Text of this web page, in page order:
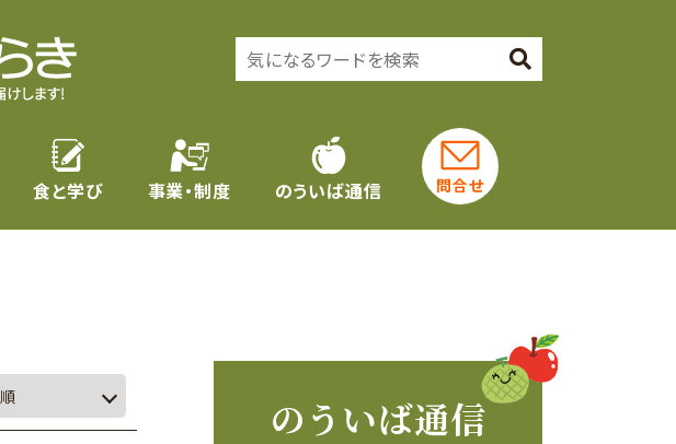
食と学び 事業・制度 のういば通信 問合せ
のういば通信